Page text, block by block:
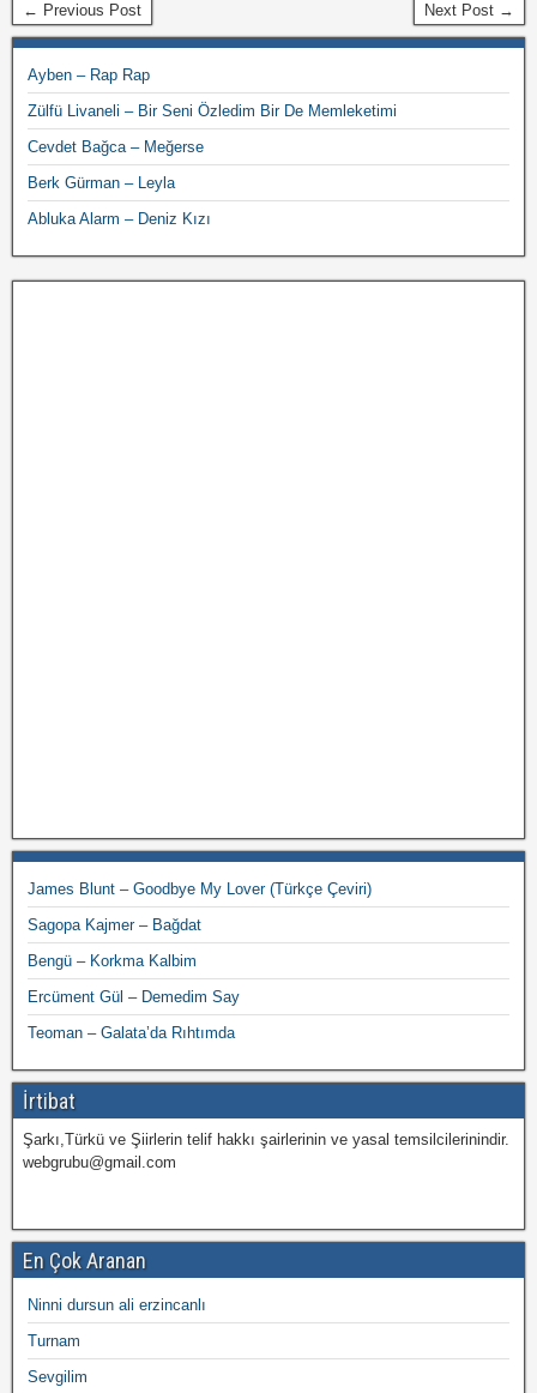
← Previous Post Next Post →
Ayben – Rap Rap
Zülfü Livaneli – Bir Seni Özledim Bir De Memleketimi
Cevdet Bağca – Meğerse
Berk Gürman – Leyla
Abluka Alarm – Deniz Kızı
James Blunt – Goodbye My Lover (Türkçe Çeviri)
Sagopa Kajmer – Bağdat
Bengü – Korkma Kalbim
Ercüment Gül – Demedim Say
Teoman – Galata’da Rıhtımda
İrtibat
Şarkı,Türkü ve Şiirlerin telif hakkı şairlerinin ve yasal temsilcilerinindir.
webgrubu@gmail.com
En Çok Aranan
Ninni dursun ali erzincanlı
Turnam
Sevgilim